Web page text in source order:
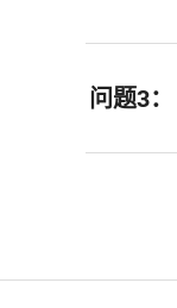
问题3：